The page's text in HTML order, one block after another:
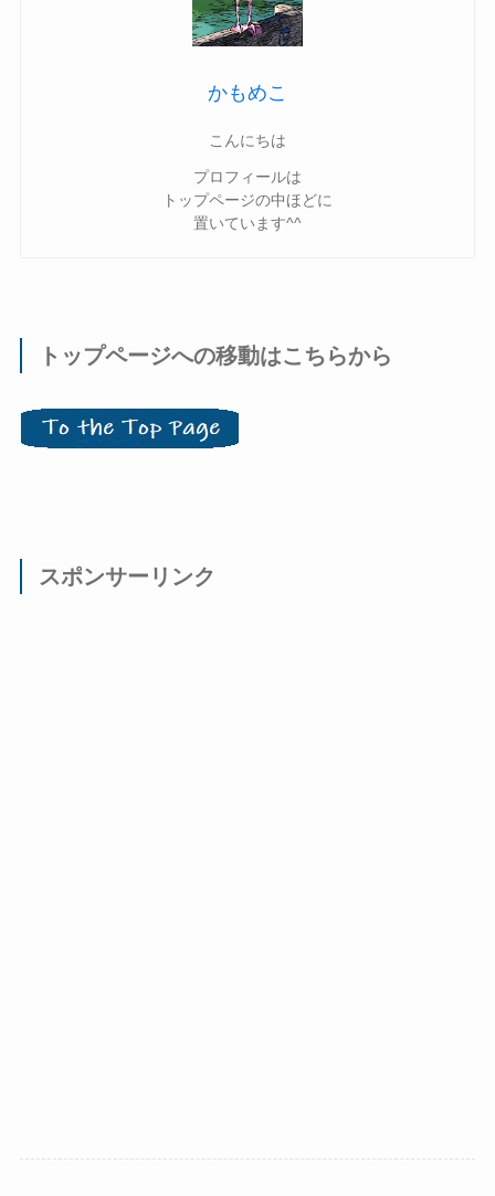
かもめこ
こんにちは
プロフィールは
トップページの中ほどに
置いています^^
トップページへの移動はこちらから
スポンサーリンク